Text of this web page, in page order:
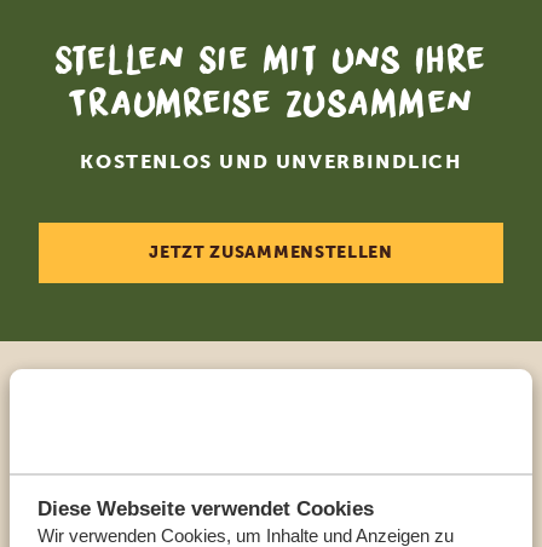
Diese Webseite verwendet Cookies
Wir verwenden Cookies, um Inhalte und Anzeigen zu
Stellen Sie mit uns Ihre
Traumreise zusammen
KOSTENLOS UND UNVERBINDLICH
JETZT ZUSAMMENSTELLEN
Reiseberater
UNSERE EXPERTEN HELFEN IHNEN GERN